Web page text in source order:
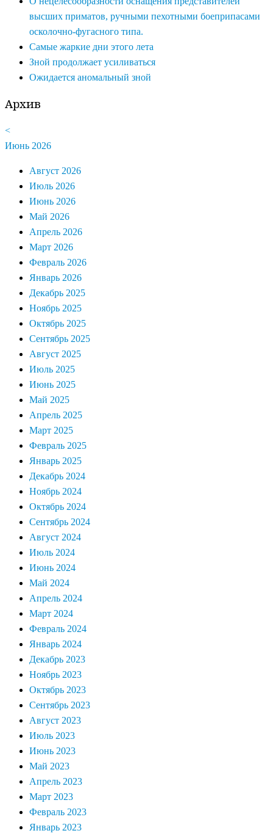
высших приматов, ручными пехотными боеприпасами
осколочно-фугасного типа.
Самые жаркие дни этого лета
Зной продолжает усиливаться
Ожидается аномальный зной
Архив
<
Июнь 2026
Август 2026
Июль 2026
Июнь 2026
Май 2026
Апрель 2026
Март 2026
Февраль 2026
Январь 2026
Декабрь 2025
Ноябрь 2025
Октябрь 2025
Сентябрь 2025
Август 2025
Июль 2025
Июнь 2025
Май 2025
Апрель 2025
Март 2025
Февраль 2025
Январь 2025
Декабрь 2024
Ноябрь 2024
Октябрь 2024
Сентябрь 2024
Август 2024
Июль 2024
Июнь 2024
Май 2024
Апрель 2024
Март 2024
Февраль 2024
Январь 2024
Декабрь 2023
Ноябрь 2023
Октябрь 2023
Сентябрь 2023
Август 2023
Июль 2023
Июнь 2023
Май 2023
Апрель 2023
Март 2023
Февраль 2023
Январь 2023